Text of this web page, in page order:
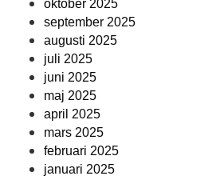
oktober 2025
september 2025
augusti 2025
juli 2025
juni 2025
maj 2025
april 2025
mars 2025
februari 2025
januari 2025